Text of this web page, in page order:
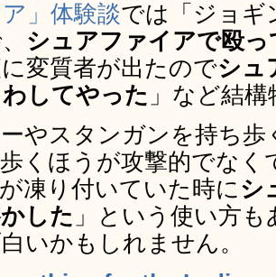
」体験談では「ジョギ
シュアファイアで殴
変質者が出たのでシュ
してやった 」など結
やスタンガンを持ち
くほうが攻撃的でな
が凍り付いていた時に シ
した 」という使い方
いかもしれません。